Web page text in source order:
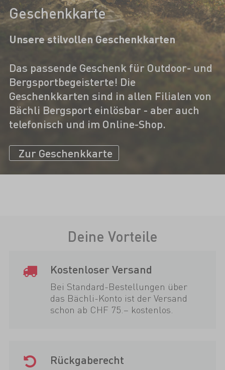
Geschenkkarte
Unsere stilvollen Geschenkkarten
Das passende Geschenk für Outdoor- und
Bergsportbegeisterte! Die
Geschenkkarten sind in allen Filialen von
Bächli Bergsport einlösbar - aber auch
telefonisch und im Online-Shop.
Zur Geschenkkarte
Deine Vorteile
Kostenloser Versand
Bei Standard-Bestellungen über
das Bächli-Konto ist der Versand
schon ab CHF 75.– kostenlos.
Rückgaberecht